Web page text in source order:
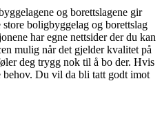
og borettslagene gir
boligbyggelag og borettslag
har egne nettsider der du kan
mulig når det gjelder kvalitet på
deg trygg nok til å bo der. Hvis
behov. Du vil da bli tatt godt imot